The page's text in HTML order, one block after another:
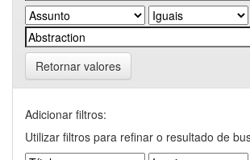
Retornar valores
Adicionar filtros:
Utilizar filtros para refinar o resultado de